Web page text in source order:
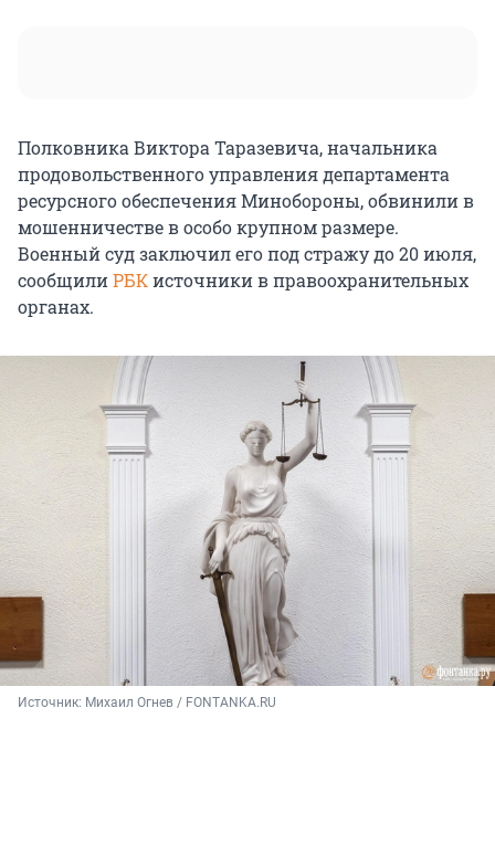
Полковника Виктора Таразевича, начальника
продовольственного управления департамента
ресурсного обеспечения Минобороны, обвинили в
мошенничестве в особо крупном размере.
Военный суд заключил его под стражу до 20 июля,
сообщилиРБКисточники в правоохранительных
органах.
Источник: Михаил Огнев / FONTANKA.RU